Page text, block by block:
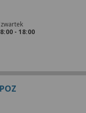
- 18:00